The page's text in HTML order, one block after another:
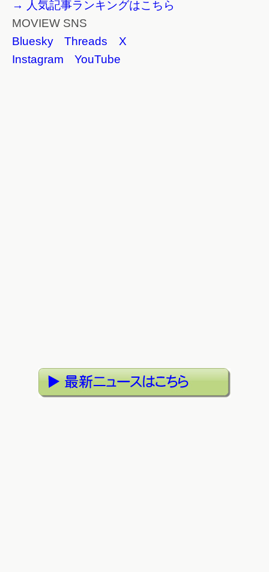
→ 人気記事ランキングはこちら
MOVIEW SNS
Bluesky
Threads
X
Instagram
YouTube